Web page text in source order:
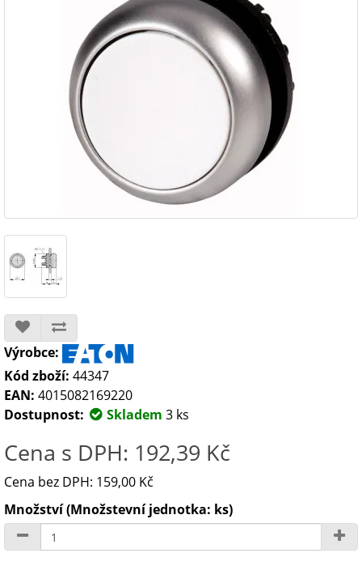
Výrobce:
Kód zboží: 44347
EAN: 4015082169220
Dostupnost:
Skladem 3 ks
Cena s DPH: 192,39 Kč
Cena bez DPH: 159,00 Kč
Množství (Množstevní jednotka: ks)